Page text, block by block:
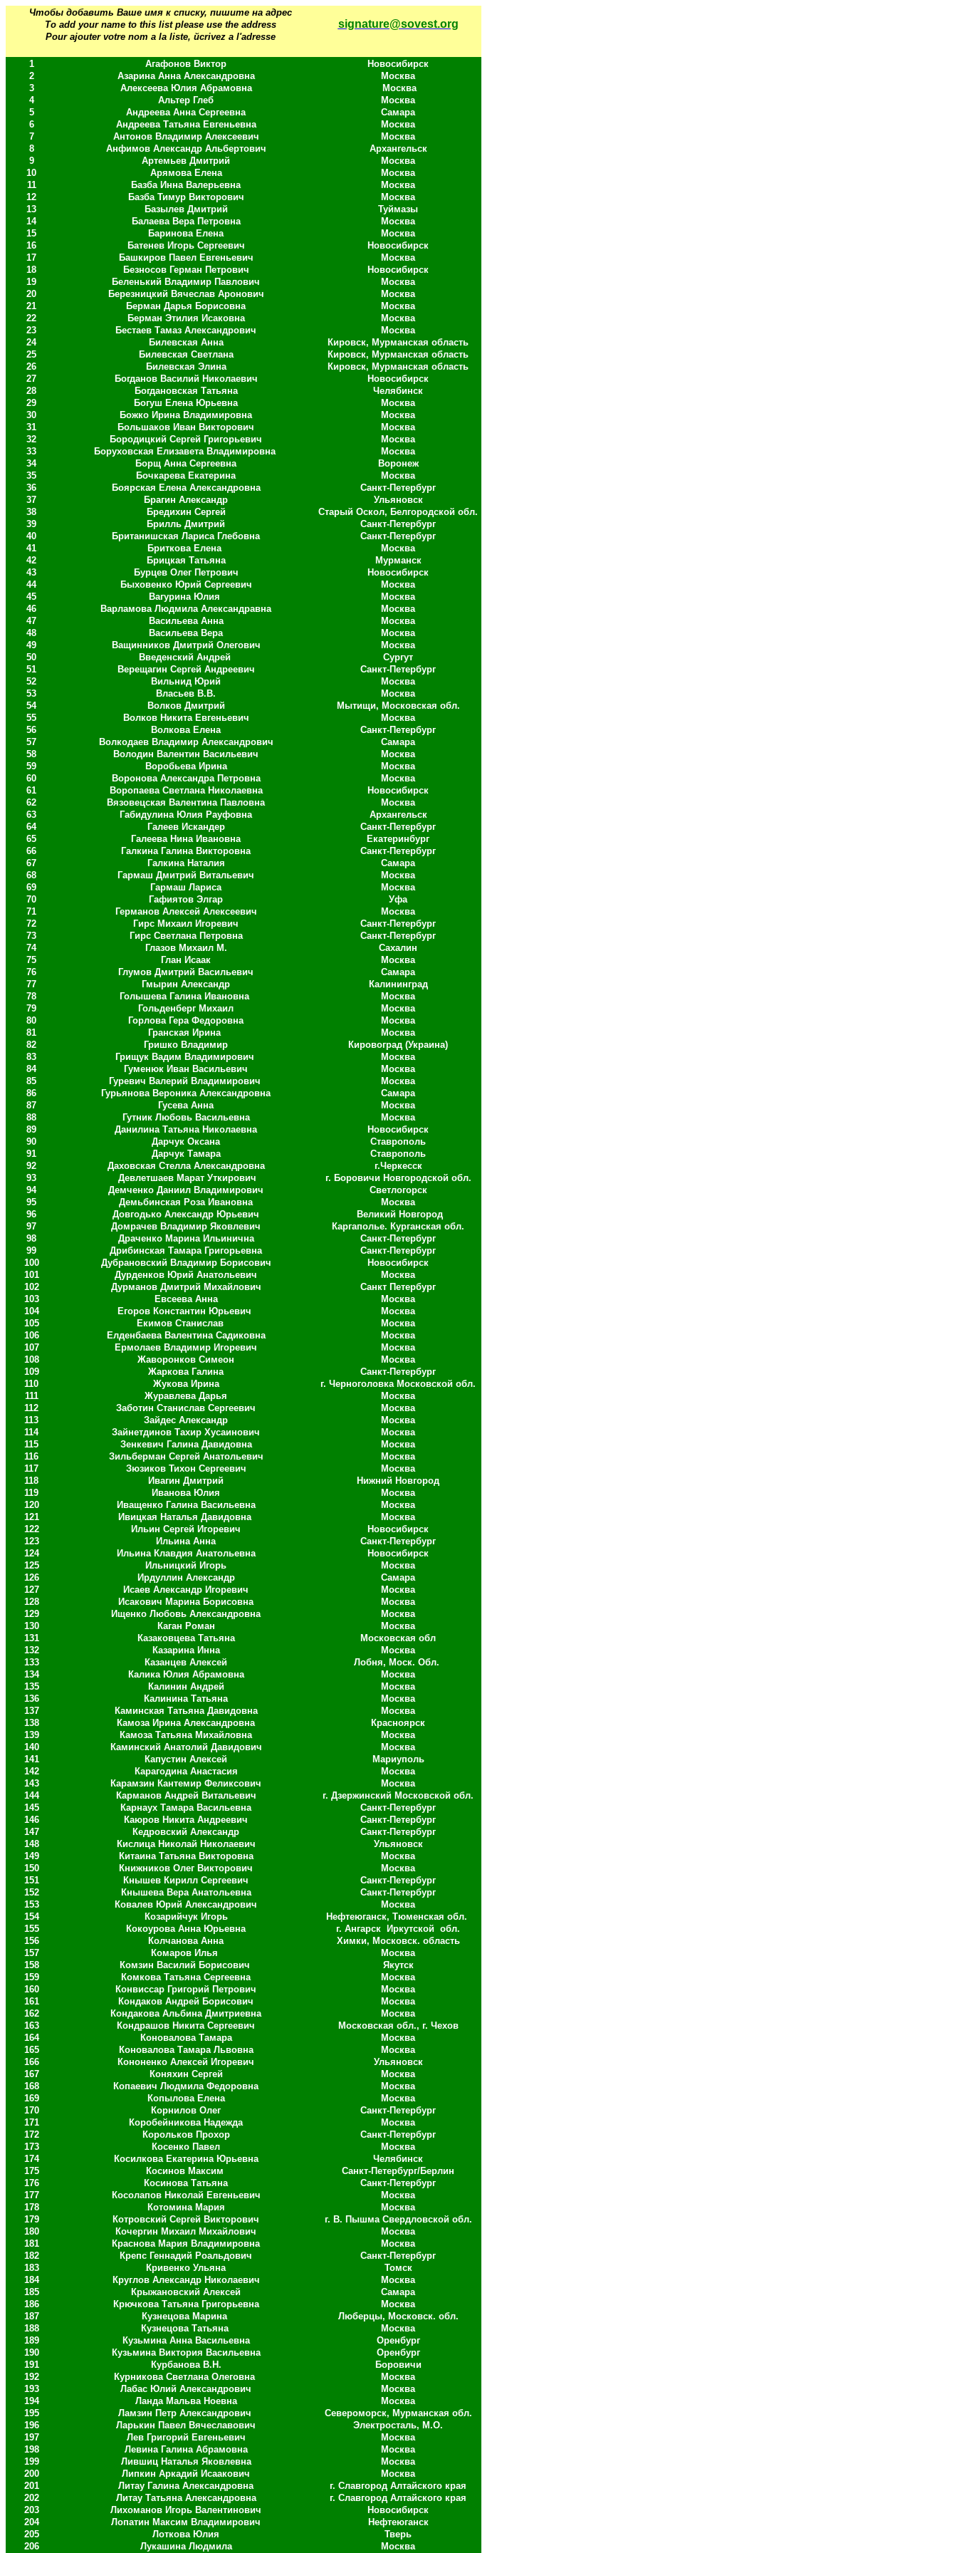
Чтобы добавить Ваше имя к списку, пишите на адрес
signature@sovest.org
To add your name to this list please use the address
Pour ajouter votre nom а la liste, йcrivez а l'adresse
1 Агафонов Виктор
Новосибирск
2
Азарина Анна Александровна
Москва
3
Алексеева Юлия Абрамовна
Москва
4
Альтер Глеб
Москва
5
Андреева Анна Сергеевна
Самара
6
Андреева Татьяна Евгеньевна
Москва
7
Антонов Владимир Алексеевич
Москва
8
Анфимов Александр Альбертович
Архангельск
9
Артемьев Дмитрий
Москва
10
Арямова Елена
Москва
11
Базба Инна Валерьевна
Москва
12
Базба Тимур Викторович
Москва
13
Базылев Дмитрий
Туймазы
14
Балаева Вера Петровна
Москва
15
Баринова Елена
Москва
16
Батенев Игорь Сергеевич
Новосибирск
17
Башкиров Павел Евгеньевич
Москва
18
Безносов Герман Петрович
Новосибирск
19
Беленький Владимир Павлович
Москва
20
Березницкий Вячеслав Аронович
Москва
21
Берман Дарья Борисовна
Москва
22
Берман Этилия Исаковна
Москва
23
Бестаев Тамаз Александрович
Москва
24
Билевская Анна
Кировск, Мурманская область
25
Билевская Светлана
Кировск, Мурманская область
26
Билевская Элина
Кировск, Мурманская область
27
Богданов Василий Николаевич
Новосибирск
28
Богдановская Татьяна
Челябинск
29
Богуш Елена Юрьевна
Москва
30
Божко Ирина Владимировна
Москва
31
Большаков Иван Викторович
Москва
32
Бородицкий Сергей Григорьевич
Москва
33
Боруховская Елизавета Владимировна
Москва
34
Борщ Анна Сергеевна
Воронеж
35
Бочкарева Екатерина
Москва
36
Боярская Елена Александровна
Санкт-Петербург
37
Брагин Александр
Ульяновск
38
Бредихин Сергей
Старый Оскол, Белгородской обл.
39
Брилль Дмитрий
Санкт-Петербург
40
Британишская Лариса Глебовна
Санкт-Петербург
41
Бриткова Елена
Москва
42
Брицкая Татьяна
Мурманск
43
Бурцев Олег Петрович
Новосибирск
44
Быховенко Юрий Сергеевич
Москва
45
Вагурина Юлия
Москва
46
Варламова Людмила Александравна
Москва
47
Васильева Анна
Москва
48
Васильева Вера
Москва
49
Ващинников Дмитрий Олегович
Москва
50
Введенский Андрей
Cургут
51
Верещагин Сергей Андреевич
Санкт-Петербург
52
Вильнид Юрий
Москва
53
Власьев В.В.
Москва
54
Волков Дмитрий
Мытищи, Московская обл.
55
Волков Никита Евгеньевич
Москва
56
Волкова Елена
Санкт-Петербург
57
Волкодаев Владимир Александрович
Самара
58
Володин Валентин Васильевич
Москва
59
Воробьева Ирина
Москва
60
Воронова Александра Петровна
Москва
61
Воропаева Светлана Николаевна
Новосибирск
62
Вязовецская Валентина Павловна
Москва
63
Габидулина Юлия Рауфовна
Архангельск
64
Галеев Искандер
Санкт-Петербург
65
Галеева Нина Ивановна
Екатеринбург
66
Галкина Галина Викторовна
Санкт-Петербург
67
Галкина Наталия
Самара
68
Гармаш Дмитрий Витальевич
Москва
69
Гармаш Лариса
Москва
70
Гафиятов Элгар
Уфа
71
Германов Алексей Алексеевич
Москва
72
Гирс Михаил Игоревич
Санкт-Петербург
73
Гирс Светлана Петровна
Санкт-Петербург
74
Глазов Михаил М.
Сахалин
75
Глан Исаак
Москва
76
Глумов Дмитрий Васильевич
Самара
77
Гмырин Александр
Калининград
78
Голышева Галина Ивановна
Москва
79
Гольденберг Михаил
Москва
80
Горлова Гера Федоровна
Москва
81
Гранская Ирина
Москва
82
Гришко Владимир
Кировоград (Украина)
83
Грищук Вадим Владимирович
Москва
84
Гуменюк Иван Васильевич
Москва
85
Гуревич Валерий Владимирович
Москва
86
Гурьянова Вероника Александровна
Самара
87
Гусева Анна
Москва
88
Гутник Любовь Васильевна
Москва
89
Данилина Татьяна Николаевна
Новосибирск
90
Дарчук Оксана
Ставрополь
91
Дарчук Тамара
Ставрополь
92
Даховская Стелла Александровна
г.Черкесск
93
Девлетшаев Марат Уткирович
г. Боровичи Новгородской обл.
94
Демченко Даниил Владимирович
Светлогорск
95
Демьбинская Роза Ивановна
Москва
96
Довгодько Александр Юрьевич
Великий Новгород
97
Домрачев Владимир Яковлевич
Каргаполье. Курганская обл.
98
Драченко Марина Ильинична
Санкт-Петербург
99
Дрибинская Тамара Григорьевна
Санкт-Петербург
100
Дубрановский Владимир Борисович
Новосибирск
101
Дурденков Юрий Анатольевич
Москва
102
Дурманов Дмитрий Михайлович
Санкт Петербург
103
Евсеева Анна
Москва
104
Егоров Константин Юрьевич
Москва
105
Екимов Станислав
Москва
106
Елденбаева Валентина Садиковна
Москва
107
Ермолаев Владимир Игоревич
Москва
108
Жаворонков Симеон
Москва
109
Жаркова Галина
Санкт-Петербург
110
Жукова Ирина
г. Черноголовка Московской обл.
111
Журавлева Дарья
Москва
112
Заботин Станислав Сергеевич
Москва
113
Зайдес Александр
Москва
114
Зайнетдинов Тахир Хусаинович
Москва
115
Зенкевич Галина Давидовна
Москва
116
Зильберман Сергей Анатольевич
Москва
117
Зюзиков Тихон Сергеевич
Москва
118
Ивагин Дмитрий
Нижний Новгород
119
Иванова Юлия
Москва
120
Иващенко Галина Васильевна
Москва
121
Ивицкая Наталья Давидовна
Москва
122
Ильин Сергей Игоревич
Новосибирск
123
Ильина Анна
Санкт-Петербург
124
Ильина Клавдия Анатольевна
Новосибирск
125
Ильницкий Игорь
Москва
126
Ирдуллин Александр
Самара
127
Исаев Александр Игоревич
Москва
128
Исакович Марина Борисовна
Москва
129
Ищенко Любовь Александровна
Москва
130
Каган Роман
Москва
131
Казаковцева Татьяна
Московская обл
132
Казарина Инна
Москва
133
Казанцев Алексей
Лобня, Моск. Обл.
134
Калика Юлия Абрамовна
Москва
135
Калинин Андрей
Москва
136
Калинина Татьяна
Москва
137
Каминская Татьяна Давидовна
Москва
138
Камоза Ирина Александровна
Красноярск
139
Камоза Татьяна Михайловна
Москва
140
Каминский Анатолий Давидович
Москва
141
Капустин Алексей
Мариуполь
142
Карагодина Анастасия
Москва
143
Карамзин Кантемир Феликсович
Москва
144
Карманов Андрей Витальевич
г. Дзержинский Московской обл.
145
Карнаух Тамара Васильевна
Санкт-Петербург
146
Каюров Никита Андреевич
Санкт-Петербург
147
Кедровский Александр
Санкт-Петербург
148
Кислица Николай Николаевич
Ульяновск
149
Китаина Татьяна Викторовна
Москва
150
Книжников Олег Викторович
Москва
151
Кнышев Кирилл Сергеевич
Санкт-Петербург
152
Кнышева Вера Анатольевна
Санкт-Петербург
153
Ковалев Юрий Александрович
Москва
154
Козарийчук Игорь
Нефтеюганск, Тюменская обл.
155
Кокоурова Анна Юрьевна г. Ангарск Иркутской обл.
156
Колчанова Анна
Химки, Московск. область
157
Комаров Илья
Москва
158
Комзин Василий Борисович
Якутск
159
Комкова Татьяна Сергеевна
Москва
160
Конвиссар Григорий Петрович
Москва
161
Кондаков Андрей Борисович
Москва
162
Кондакова Альбина Дмитриевна
Москва
163
Кондрашов Никита Сергеевич
Московская обл., г. Чехов
164
Коновалова Тамара
Москва
165
Коновалова Тамара Львовна
Москва
166
Кононенко Алексей Игоревич
Ульяновск
167
Коняхин Сергей
Москва
168
Копаевич Людмила Федоровна
Москва
169
Копылова Елена
Москва
170
Корнилов Олег
Санкт-Петербург
171
Коробейникова Надежда
Москва
172
Корольков Прохор
Санкт-Петербург
173
Косенко Павел
Москва
174
Косилкова Екатерина Юрьевна
Челябинск
175
Косинов Максим
Санкт-Петербург/Берлин
176
Косинова Татьяна
Санкт-Петербург
177
Косолапов Николай Евгеньевич
Москва
178
Котомина Мария
Москва
179
Котровский Сергей Викторович
г. В. Пышма Свердловской обл.
180
Кочергин Михаил Михайлович
Москва
181
Краснова Мария Владимировна
Москва
182
Крепс Геннадий Роальдович
Санкт-Петербург
183
Кривенко Ульяна
Томск
184
Круглов Александр Николаевич
Москва
185
Крыжановский Алексей
Самара
186
Крючкова Татьяна Григорьевна
Москва
187
Кузнецова Марина
Люберцы, Московск. обл.
188
Кузнецова Татьяна
Москва
189
Кузьмина Анна Васильевна
Оренбург
190
Кузьмина Виктория Васильевна
Оренбург
191
Курбанова В.Н.
Боровичи
192
Курникова Светлана Олеговна
Москва
193
Лабас Юлий Александрович
Москва
194
Ланда Мальва Ноевна
Москва
195
Ламзин Петр Александрович
Североморск, Мурманская обл.
196
Ларькин Павел Вячеславович
Электросталь, М.О.
197
Лев Григорий Евгеньевич
Москва
198
Левина Галина Абрамовна
Москва
199
Лившиц Наталья Яковлевна
Москва
200
Липкин Аркадий Исаакович
Москва
201
Литау Галина Александровна
г. Славгород Алтайского края
202
Литау Татьяна Александровна
г. Славгород Алтайского края
203
Лихоманов Игорь Валентинович
Новосибирск
204
Лопатин Максим Владимирович
Нефтеюганск
205
Лоткова Юлия
Тверь
206
Лукашина Людмила Москва